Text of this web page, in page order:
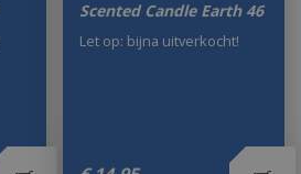
Scented Candle Earth 46
Let op: bijna uitverkocht!